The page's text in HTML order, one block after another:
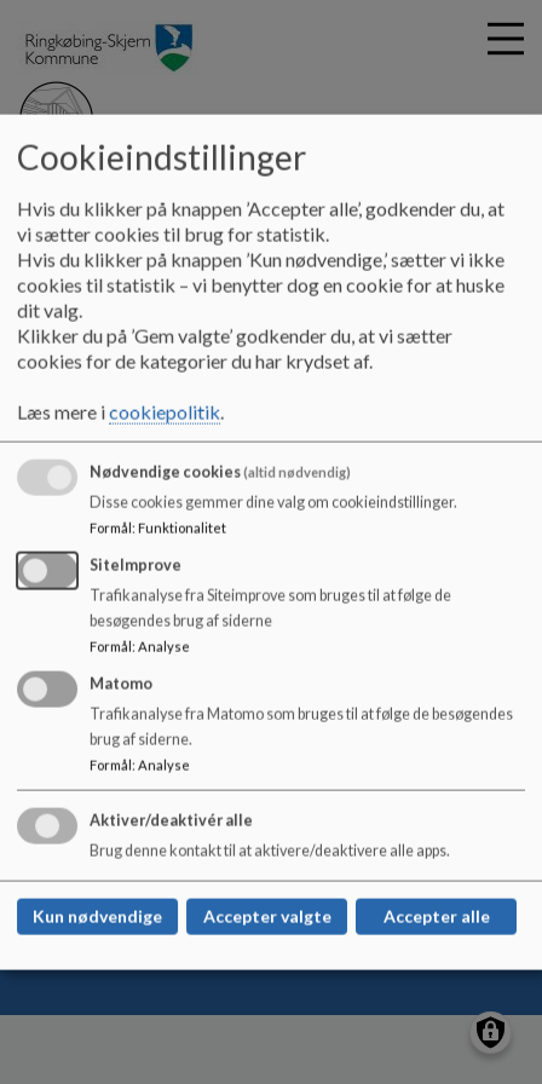
i
Helheden Lem
Børnehave Lem Forældrebetaling - Troldehuset
Forældrebetaling - Troldehuset
Her er en oversigt over forældrebetalingstakster for
https://www.rksk.dk/om-kommunen/budget-regnskab-
takster/takster
Lem Stationsskole
Skolegade 34, 6940 Lem St.
lem-stationsskole@rksk.dk
+45 99 74 18 00
EAN NR.
5798004734995
Tilgængelighedserklæring
Sitemap
Cookie politik
Cookieindstillinger
Hvis du klikker på knappen ’Accepter alle’, godkender du, at
vi sætter cookies til brug for statistik.
Hvis du klikker på knappen ’Kun nødvendige,’ sætter vi ikke
cookies til statistik – vi benytter dog en cookie for at huske
dit valg.
Klikker du på ’Gem valgte’ godkender du, at vi sætter
cookies for de kategorier du har krydset af.
Læs mere icookiepolitik.
Nødvendige cookies(altid nødvendig)
Disse cookies gemmer dine valg om cookieindstillinger.
Formål: Funktionalitet
SiteImprove
Trafikanalyse fra Siteimprove som bruges til at følge de
besøgendes brug af siderne
Formål: Analyse
Matomo
Trafikanalyse fra Matomo som bruges til at følge de besøgendes
brug af siderne.
Formål: Analyse
Aktiver/deaktivér alle
Brug denne kontakt til at aktivere/deaktivere alle apps.
Kun nødvendige Accepter valgte Accepter alle